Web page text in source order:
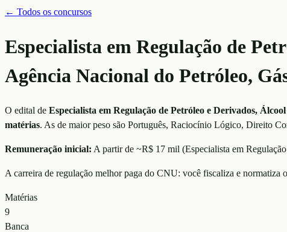
← Todos os concursos
Especialista em Regulação de
Agência Nacional do Petróleo,
O edital de Especialista em Regulação de Petróleo e Derivados,
matérias. As de maior peso são Português, Raciocínio Lógico, Direito
Remuneração inicial: A partir de ~R$ 17 mil (Especialista em
A carreira de regulação melhor paga do CNU: você fiscaliza e normatiza
Matérias
9
Banca